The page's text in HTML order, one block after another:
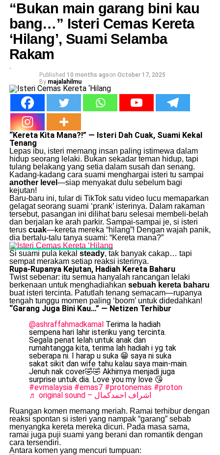
“Bukan main garang bini kau
bang…” Isteri Cemas Kereta
‘Hilang’, Suami Selamba
Rakam
Published 10 months agoon October 17, 2025
By majalahilmu
“Kereta Kita Mana?!” — Isteri Dah Cuak, Suami Kekal
Tenang
Lepas ibu, isteri memang insan paling istimewa dalam
hidup seorang lelaki. Bukan sekadar teman hidup, tapi
tulang belakang yang setia dalam susah dan senang.
Kadang-kadang cara suami menghargai isteri tu sampai
another level —siap menyakat dulu sebelum bagi
kejutan!
Baru-baru ini, tular di TikTok satu video lucu memaparkan
gelagat seorang suami ‘prank’ isterinya. Dalam rakaman
tersebut, pasangan ini dilihat baru selesai membeli-belah
dan berjalan ke arah parkir. Sampai-sampai je, si isteri
terus cuak—kereta mereka “hilang”! Dengan wajah panik,
dia bertalu-talu tanya suami: “Kereta mana?”
Si suami pula kekal steady, tak banyak cakap… tapi
sempat merakam setiap reaksi isterinya.
Rupa-Rupanya Kejutan, Hadiah Kereta Baharu
Twist sebenar: itu semua hanyalah rancangan lelaki
berkenaan untuk menghadiahkan sebuah kereta baharu
buat isteri tercinta. Patutlah tenang semacam—rupanya
tengah tunggu momen paling ‘boom’ untuk didedahkan!
“Garang Juga Bini Kau…” — Netizen Terhibur
@ashraffahmadkamalTerima la hadiah
sempena hari lahir isteriku yang tercinta.
Segala penat lelah untuk anak dan
rumahtangga kita, terima lah hadiah i yg tak
seberapa ni. I harap u suka 😁 saya ni suka
sakat sikit dan wife tahu kalau saya main-main.
Jenuh nak cover🤣🤣 Akhirnya menjadi juga
surprise untuk dia. Love you my love 😘
#evmalaysia #emas7 #protonemas #proton
♬ original sound – اشراف احمدكمال
Ruangan komen memang meriah. Ramai terhibur dengan
reaksi spontan si isteri yang nampak “garang” sebab
menyangka kereta mereka dicuri. Pada masa sama,
ramai juga puji suami yang berani dan romantik dengan
cara tersendiri.
Antara komen yang mencuri tumpuan: